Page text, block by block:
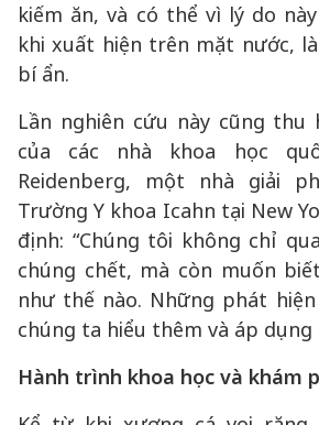
kiếm ăn, và có thể vì lý do
khi xuất hiện trên mặt nước,
bí ẩn.
Lần nghiên cứu này cũng
của các nhà khoa học
Reidenberg, một nhà giải
Trường Y khoa Icahn tại New
định: “Chúng tôi không chỉ
chúng chết, mà còn muốn
như thế nào. Những phát
chúng ta hiểu thêm và áp dụng
Hành trình khoa học và khám